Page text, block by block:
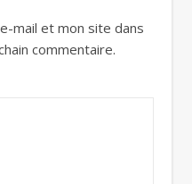
mail et mon site dans
commentaire.